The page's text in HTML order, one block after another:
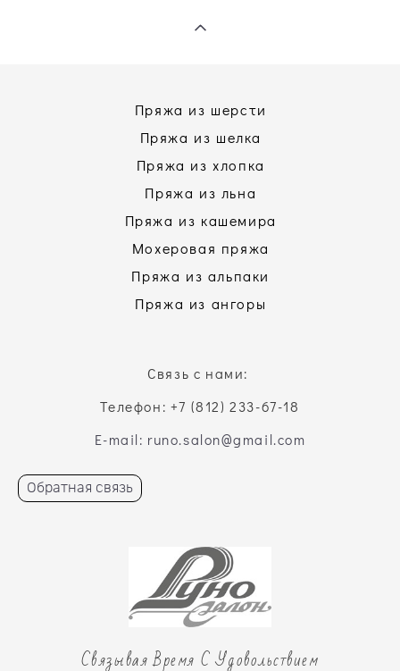
Пряжа из шерсти
Пряжа из шелка
Пряжа из хлопка
Пряжа из льна
Пряжа из кашемира
Мохеровая пряжа
Пряжа из альпаки
Пряжа из ангоры
Связь с нами:
Телефон: +7 (812) 233-67-18
E-mail: runo.salon@gmail.com
Обратная связь
Связывая Время С Удовольствием